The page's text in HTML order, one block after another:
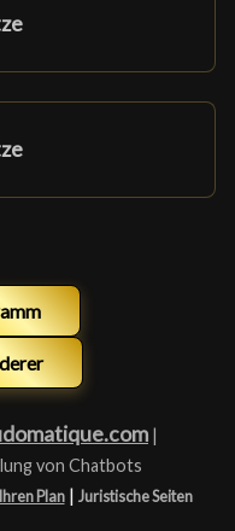
|
von Chatbots
Plan | Juristische Seiten